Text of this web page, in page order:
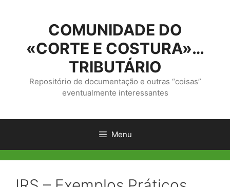
conteúdo
COMUNIDADE DO
«CORTE E COSTURA»…
TRIBUTÁRIO
Repositório de documentação e outras “coisas”
eventualmente interessantes
Menu